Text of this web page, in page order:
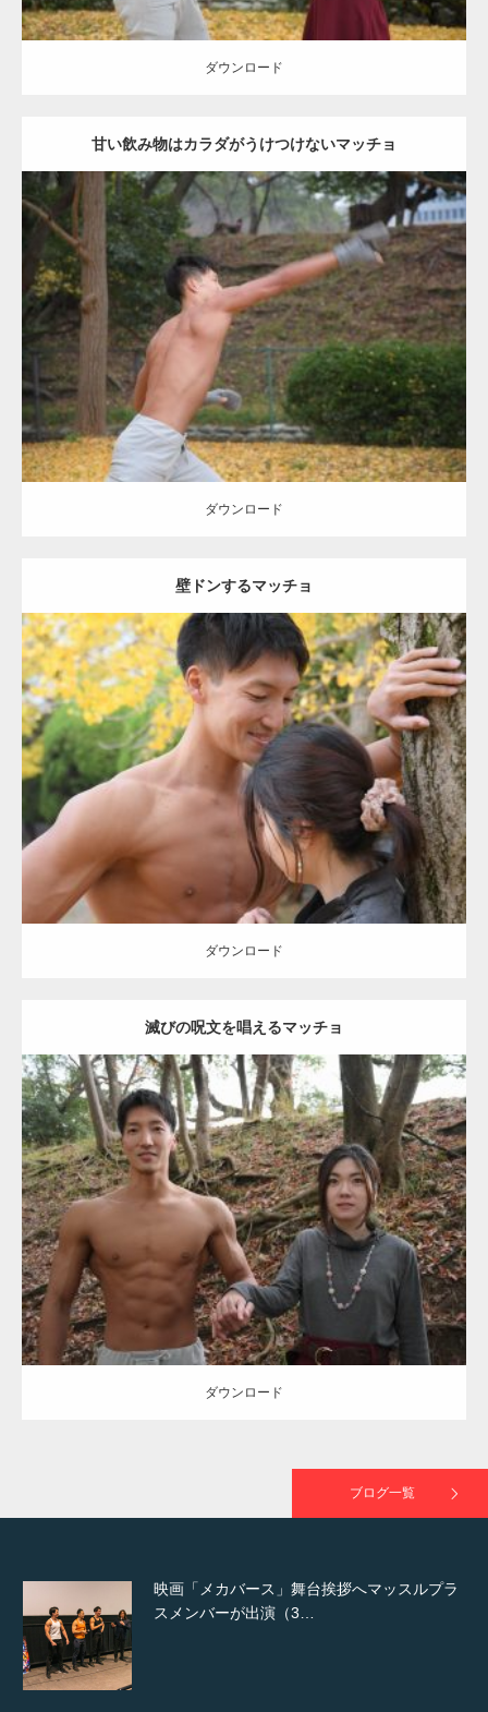
ダウンロード
甘い飲み物はカラダがうけつけないマッチョ
Update:2021.07.8
Category: 公園のマッチョ その他 AKIHITO(細マッチョ) 背中
ダウンロード
ダウンロード
壁ドンするマッチョ
Update: 2021.07.8
Category:公園のマッチョ その他 AKIHITO(細マッチョ) 大胸筋 肩 腹
筋
ダウンロード
ダウンロード
滅びの呪文を唱えるマッチョ
Update:2021.07.8
Category:公園のマッチョ その他 AKIHITO(細マッチョ) 大胸筋 腹筋
ダウンロード
ダウンロード
ブログ一覧
【YouTube】マッチョフリー素材メンバーが
ギネス世界記録…
【TV】TBS番組「ひるおび」にてマッスルプ
ラスが紹介されま…
TOKYO FMラジオ番組「ONE MORNING」
で紹介さ…
NHK「所さん！事件ですよ」に取材されまし
た（6/8放送）
スメンバーが出演（3…